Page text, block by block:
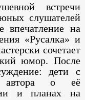
встречи
слушателей
впечатление на
«Русалка» и
сочетает
юмор. После
дети с
автора о её
и планах на